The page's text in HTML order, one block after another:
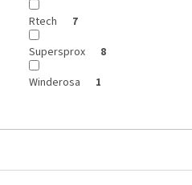
Rtech 7
Supersprox 8
Winderosa 1